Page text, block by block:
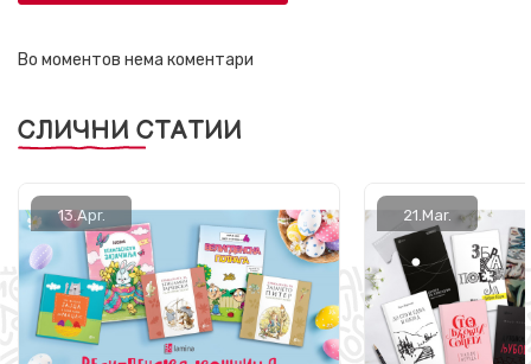
Во моментов нема коментари
СЛИЧНИ СТАТИИ
13.Apr. 21.Mar.